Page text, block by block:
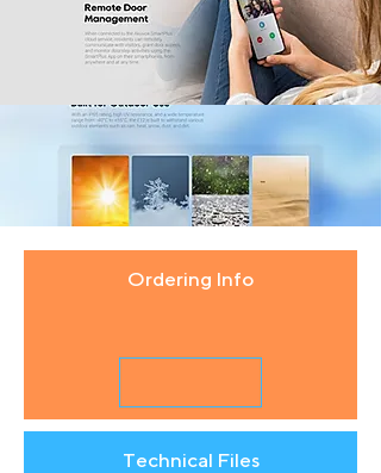
Ordering Info
Technical Files